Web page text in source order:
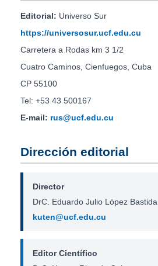
Editorial: Universo Sur
https://universosur.ucf.edu.cu
Carretera a Rodas km 3 1/2
Cuatro Caminos, Cienfuegos, Cuba
CP 55100
Tel: +53 43 500167
E-mail: rus@ucf.edu.cu
Dirección editorial
Director
DrC. Eduardo Julio López Bastida
kuten@ucf.edu.cu
Editor Científico